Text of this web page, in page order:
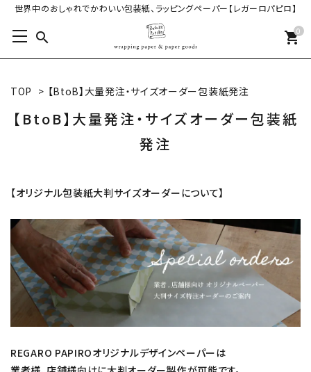
世界中のおしゃれでかわいい包装紙、ラッピングペーパー【レガーロパピロ】
search 0
shopping_cart
TOP > 【BtoB】大量発注・サイズオーダー包装紙発注
【BtoB】大量発注・サイズオーダー包装紙
発注
【オリジナル包装紙大判サイズオーダーについて】
REGARO PAPIROオリジナルデザインペーパーは